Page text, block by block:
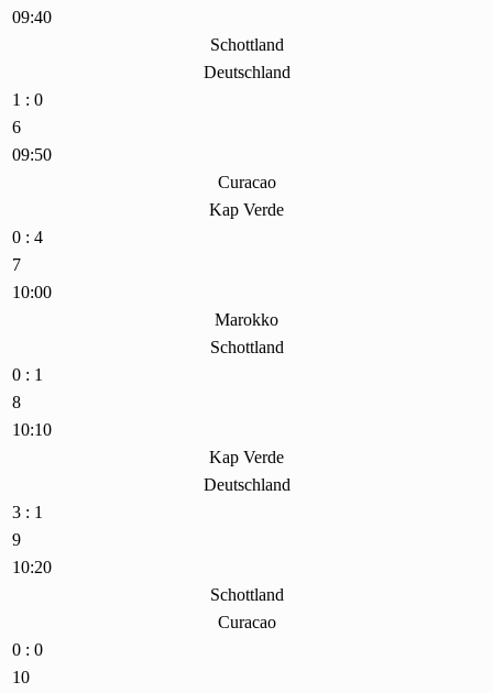
09:40
Schottland
Deutschland
1 : 0
6
09:50
Curacao
Kap Verde
0 : 4
7
10:00
Marokko
Schottland
0 : 1
8
10:10
Kap Verde
Deutschland
3 : 1
9
10:20
Schottland
Curacao
0 : 0
10